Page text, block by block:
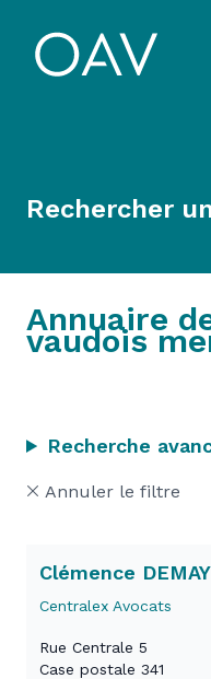
Rechercher
Annuaire
vaudois
Recherche
Annuler le filtre
Clémence DEMAY
Centralex Avocats
Rue Centrale 5
Case postale 341